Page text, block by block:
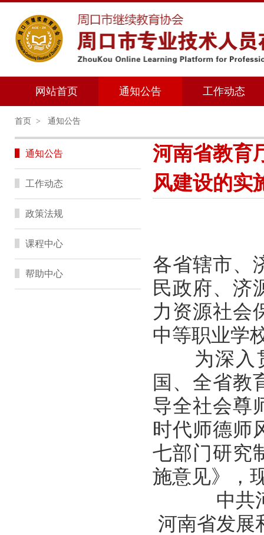
网站首页 通知公告 工作动态
首页 > 通知公告
通知公告
工作动态
政策法规
课程中心
帮助中心
河南省教育
风建设的实
各省辖市、
民政府、济
力资源社会
中等职业学
为深入贯
国、全省教
导全社会尊
时代师德师
七部门研究
施意见》，
中共
河南省发展